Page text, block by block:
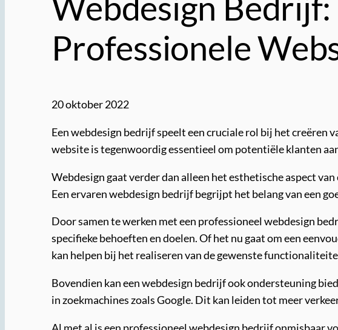
Professionele
20 oktober 2022
Een webdesign bedrijf speelt een cruciale rol bij het creëren
website is tegenwoordig essentieel om potentiële klanten
Webdesign gaat verder dan alleen het esthetische aspect
Een ervaren webdesign bedrijf begrijpt het belang van een
Door samen te werken met een professioneel webdesign
specifieke behoeften en doelen. Of het nu gaat om een
kan helpen bij het realiseren van de gewenste
Bovendien kan een webdesign bedrijf ook ondersteuning
in zoekmachines zoals Google. Dit kan leiden tot meer